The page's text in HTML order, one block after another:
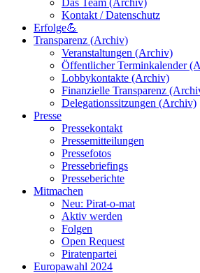
Das Team (Archiv)
Kontakt / Datenschutz
Erfolge💪
Transparenz (Archiv)
Veranstaltungen (Archiv)
Öffentlicher Terminkalender
Lobbykontakte (Archiv)
Finanzielle Transparenz
Delegationssitzungen (Archiv)
Presse
Pressekontakt
Pressemitteilungen
Pressefotos
Pressebriefings
Presseberichte
Mitmachen
Neu: Pirat-o-mat
Aktiv werden
Folgen
Open Request
Piratenpartei
Europawahl 2024